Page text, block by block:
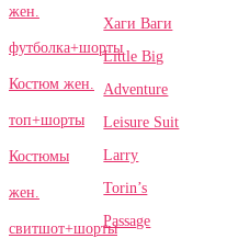
жен.
футболка+шорты
Костюм жен.
топ+шорты
Костюмы
жен.
свитшот+шорты
Хаги Ваги
Little Big
Adventure
Leisure Suit
Larry
Torin’s
Passage